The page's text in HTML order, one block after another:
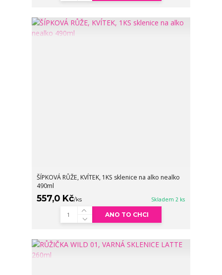
ŠÍPKOVÁ RŮŽE, KVÍTEK, 1KS sklenice na alko nealko
490ml
557,0 Kč/ks Skladem 2 ks
ANO TO CHCI